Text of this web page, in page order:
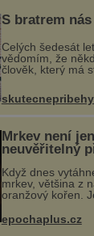
S bratrem
Celých šedesát
vědomím, že
člověk, který má
Jen jsem si už
jeho tvář. Byli
jsme s mým o
Mrkev není
neuvěřitelný
Když dnes
mrkev, většina z
oranžový kořen.
možné, jen ne
žlutá, bílá, někdy
epochaplus.cz